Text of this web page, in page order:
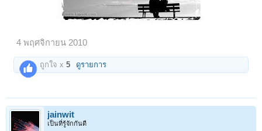
4 พฤศจิกายน 2010
ถูกใจ x5 ดูรายการ
jainwit
เป็นที่รู้จักกันดี